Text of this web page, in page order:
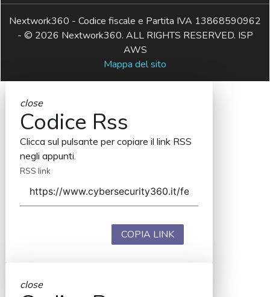
Nextwork360 - Codice fiscale e Partita IVA 13868590962
- © 2026 Nextwork360. ALL RIGHTS RESERVED. ISP
AWS
Mappa del sito
close
Codice Rss
Clicca sul pulsante per copiare il link RSS
negli appunti.
RSS link
COPIA LINK
close